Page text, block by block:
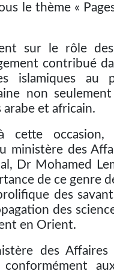
le thème «
sur le rôle
contribué
islamiques au
non
arabe et africain.
cette
ministère des
Dr Mohamed
de ce genre
des
des
en Orient.
des Affaires
conformément